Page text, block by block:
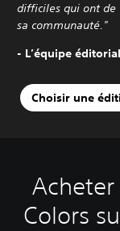
difficiles qui ont de
sa communauté."
- L’équipe
Choisir une
Acheter
Colors